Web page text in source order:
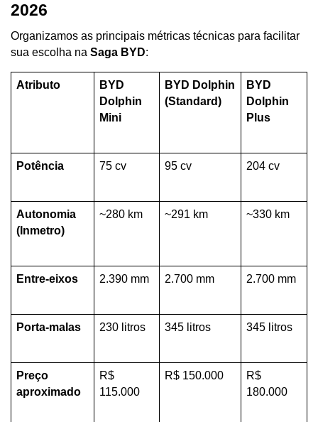
2026
Organizamos as principais métricas técnicas para facilitar
sua escolha na Saga BYD:
Atributo
BYD
Dolphin
Mini
BYD Dolphin
(Standard)
BYD
Dolphin
Plus
Potência 75 cv 95 cv 204 cv
Autonomia
(Inmetro)
~280 km ~291 km ~330 km
Entre-eixos 2.390 mm 2.700 mm 2.700 mm
Porta-malas 230 litros 345 litros 345 litros
Preço
aproximado
R$
115.000
R$ 150.000
R$
180.000